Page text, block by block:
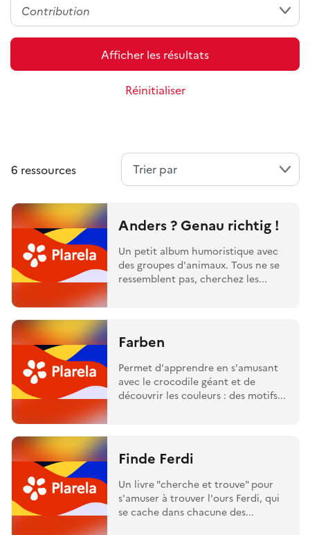
Afficher les résultats
Réinitialiser
6 ressources
Anders ? Genau richtig !
Un petit album humoristique avec
des groupes d'animaux. Tous ne se
ressemblent pas, cherchez les...
Farben
Permet d'apprendre en s'amusant
avec le crocodile géant et de
découvrir les couleurs : des motifs...
Finde Ferdi
Un livre "cherche et trouve" pour
s'amuser à trouver l'ours Ferdi, qui
se cache dans chacune des...